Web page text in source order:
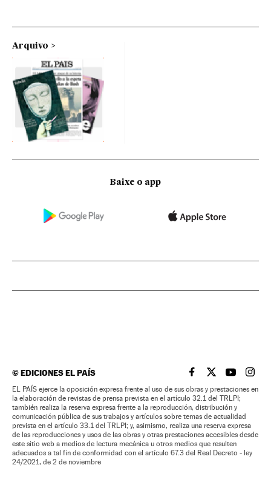
Arquivo
Baixe o app
©EDICIONES EL PAÍS EL PAÍS BRASIL EN
EL PAÍSEL PAÍS
EL
EL PAÍS ejerce la oposición expresa frente al uso de sus obras y prestaciones en
la elaboración de revistas de prensa prevista en el artículo 32.1 del TRLPI;
también realiza la reserva expresa frente a la reproducción, distribución y
comunicación pública de sus trabajos y artículos sobre temas de actualidad
prevista en el artículo 33.1 del TRLPI; y, asimismo, realiza una reserva expresa
de las reproducciones y usos de las obras y otras prestaciones accesibles desde
este sitio web a medios de lectura mecánica u otros medios que resulten
adecuados a tal fin de conformidad con el artículo 67.3 del Real Decreto - ley
24/2021, de 2 de noviembre